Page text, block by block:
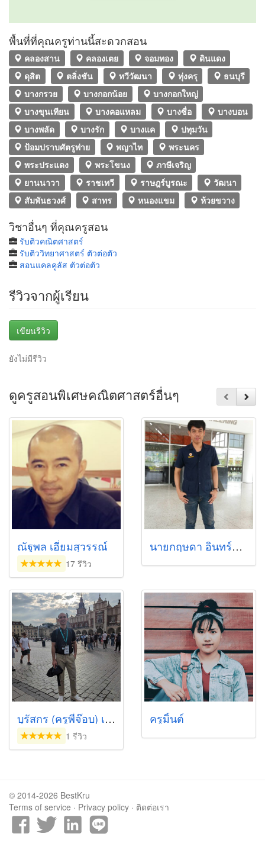
พื้นที่ที่คุณครูท่านนี้สะดวกสอน
คลองสาน คลองเตย จอมทอง
ดินแดง
ดุสิต
ตลิ่งชัน ทวีวัฒนา ทุ่งครุ
ธนบุรี
บางกรวย
บางกอกน้อย
บางกอกใหญ่
บางขุนเทียน
บางคอแหลม บางซื่อ
บางบอน
บางพลัด
บางรัก บางแค
ปทุมวัน
ป้อมปราบศัตรูพ่าย
พญาไท
พระนคร
พระประแดง
พระโขนง
ภาษีเจริญ
ยานนาวา
ราชเทวี ราษฎร์บูรณะ
วัฒนา
สัมพันธวงศ์
สาทร หนองแขม ห้วยขวาง
วิชาอื่นๆ ที่คุณครูสอน
รับติวคณิตศาสตร์
รับติววิทยาศาสตร์ ตัวต่อตัว
สอนแคลคูลัส ตัวต่อตัว
รีวิวจากผู้เรียน
เขียนรีวิว
ยังไม่มีรีวิว
ดูครูสอนพิเศษคณิตศาสตร์อื่นๆ
ณัฐพล เอี่ยมสุวรรณ์
17 รีวิว
นายกฤษดา อินทร์ชำนาญ
บุรัสกร (ครูพี่จ๊อบ) เน้นสอนอินเตอร์
1 รีวิว
ครูมิ้นต์
© 2014-2026 BestKru
Terms of service · Privacy policy · ติดต่อเรา